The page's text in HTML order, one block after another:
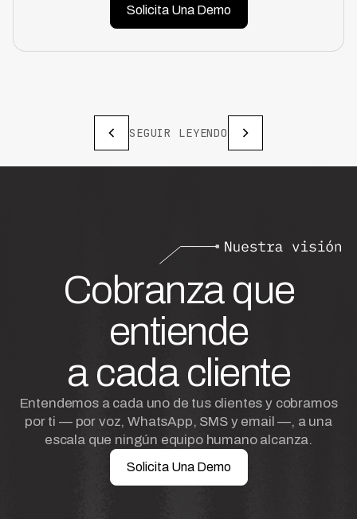
Solicita Una Demo
SEGUIR LEYENDO
Cobranza que
entiende
a cada cliente
Entendemos a cada uno de tus clientes y cobramos
por ti — por voz, WhatsApp, SMS y email —, a una
escala que ningún equipo humano alcanza.
Solicita Una Demo